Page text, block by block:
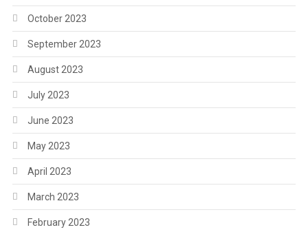
October 2023
September 2023
August 2023
July 2023
June 2023
May 2023
April 2023
March 2023
February 2023